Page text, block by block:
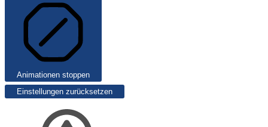
Animationen stoppen
Einstellungen zurücksetzen